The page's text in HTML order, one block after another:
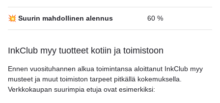
💥 Suurin mahdollinen alennus 60 %
InkClub myy tuotteet kotiin ja toimistoon
Ennen vuosituhannen alkua toimintansa aloittanut InkClub myy
musteet ja muut toimiston tarpeet pitkällä kokemuksella.
Verkkokaupan suurimpia etuja ovat esimerkiksi: